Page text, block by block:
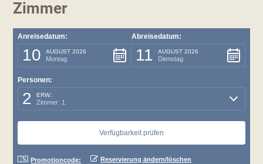
Zimmer
Anreisedatum:
10 AUGUST 2026
Montag
Abreisedatum:
11 AUGUST 2026
Dienstag
Personen:
2 ERW.:
Zimmer: 1
Promotioncode: Reservierung ändern/löschen